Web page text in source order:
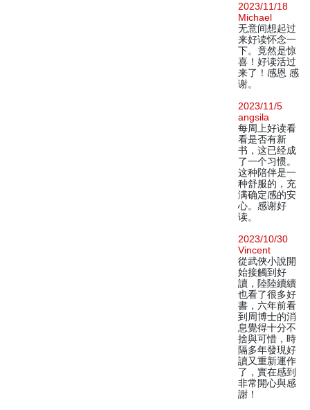
2023/11/18
Michael
无意间想起过
来好读怀念一
下。竟然是惊
喜！好读活过
来了！感恩 感
谢。
2023/11/5
angsila
每周上好读看
看是否有新
书，这已经成
了一个习惯。
这种陪伴是一
种舒服的，充
满确定感的安
心。感谢好
读。
2023/10/30
Vincent
從武俠小說開
始接觸到好
讀，陸陸續續
也看了很多好
書，六年前看
到周博士的消
息覺得十分不
捨與可惜，時
隔多年發現好
讀又重新運作
了，實在感到
非常開心與感
謝！